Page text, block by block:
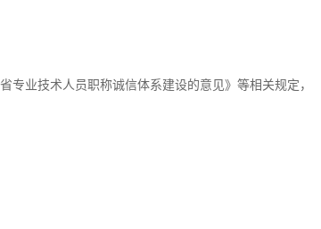
业技术人员职称诚信体系建设的意见》等相关规定，